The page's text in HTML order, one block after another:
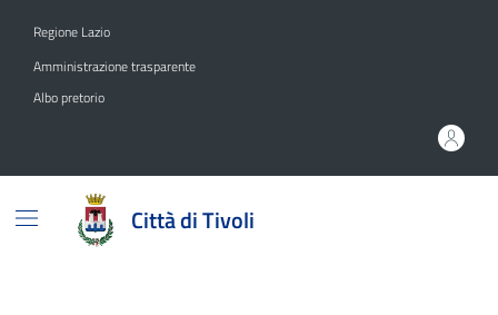
Regione Lazio
Amministrazione trasparente
Albo pretorio
Città di Tivoli